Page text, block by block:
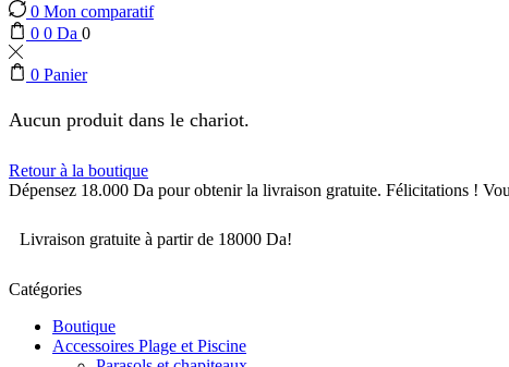
0 Mon comparatif
0 0 Da 0
0 Panier
Aucun produit dans le chariot.
Retour à la boutique
Dépensez 18.000 Da pour obtenir la livraison gratuite. Félicitations !
Livraison gratuite à partir de 18000 Da!
Catégories
Boutique
Accessoires Plage et Piscine